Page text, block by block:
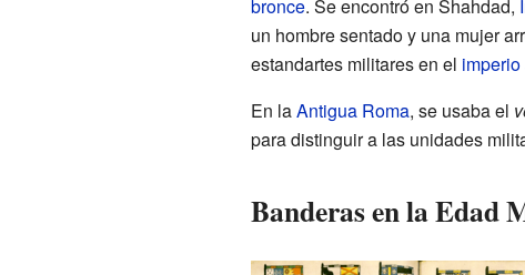
bronce. Se encontró en Shahdad,
un hombre sentado y una mujer
estandartes militares en el
En laAntigua Roma, se usaba el
para distinguir a las unidades
Banderas en la Edad